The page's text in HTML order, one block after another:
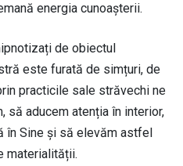
energia cunoașterii.
de obiectul
este furată de simțuri, de
practicile sale străvechi ne
să aducem atenția în interior,
în Sine și să elevăm astfel
materialității.